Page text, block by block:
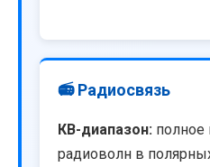
📻 Радиосвязь
КВ-диапазон: полное
радиоволн в